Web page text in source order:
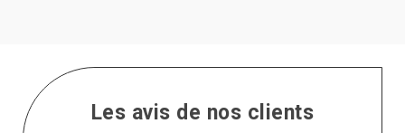
Les avis de nos clients